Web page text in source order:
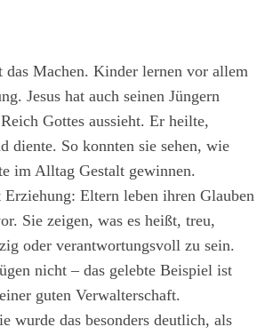
das Machen. Kinder lernen vor allem
Jesus hat auch seinen Jüngern
Gottes aussieht. Er heilte,
diente. So konnten sie sehen, wie
im Alltag Gestalt gewinnen.
Erziehung: Eltern leben ihren Glauben
Sie zeigen, was es heißt, treu,
oder verantwortungsvoll zu sein.
nicht – das gelebte Beispiel ist
guten Verwalterschaft.
wurde das besonders deutlich, als